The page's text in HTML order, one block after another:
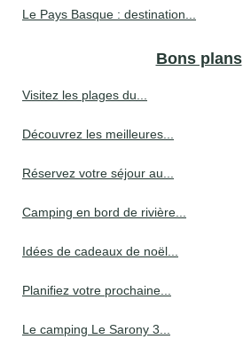
Le Pays Basque : destination...
Bons plans
Visitez les plages du...
Découvrez les meilleures...
Réservez votre séjour au...
Camping en bord de rivière...
Idées de cadeaux de noël...
Planifiez votre prochaine...
Le camping Le Sarony 3...